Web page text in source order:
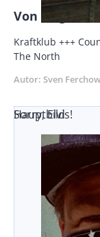
Von wegen
Vorspann
/
Kraftklub +++
The North
Autor Sven
Sorry, Elvis!
Hauptbild